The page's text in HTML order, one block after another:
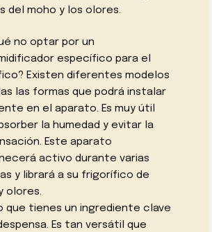
del moho y los olores.
no optar por un
específico para el
Existen diferentes modelos
las formas que podrá instalar
en el aparato. Es muy útil
la humedad y evitar la
Este aparato
activo durante varias
y librará a su frigorífico de
olores.
que tienes un ingrediente clave
Es tan versátil que